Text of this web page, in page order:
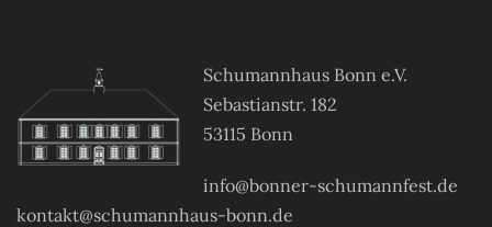
Schumannhaus Bonn e.V.
Sebastianstr. 182
53115 Bonn
info@bonner-schumannfest.de
kontakt@schumannhaus-bonn.de